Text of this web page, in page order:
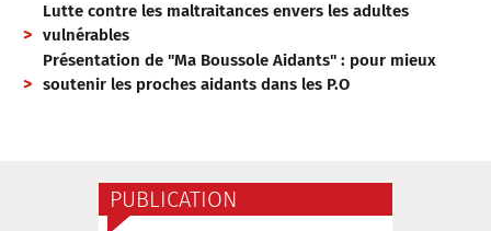
Lutte contre les maltraitances envers les adultes
vulnérables
Présentation de "Ma Boussole Aidants" : pour mieux
soutenir les proches aidants dans les P.O
PUBLICATION